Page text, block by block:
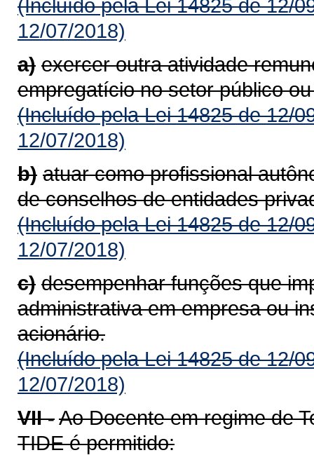
(Incluído pela Lei 14825 de 12/
12/07/2018)
a) exercer outra atividade
empregatício no setor público
(Incluído pela Lei 14825 de 12/
12/07/2018)
b) atuar como profissional
de conselhos de entidades
(Incluído pela Lei 14825 de 12/
12/07/2018)
c) desempenhar funções que
administrativa em empresa ou
acionário.
(Incluído pela Lei 14825 de 12/
12/07/2018)
VII -Ao Docente em regime de
TIDE é permitido: